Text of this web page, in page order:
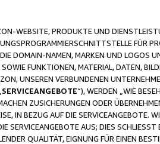
WEBSITE, PRODUKTE UND
FÜR
DOMAIN-NAMEN, MARKEN UND LOGOS
FUNKTIONEN, MATERIAL, DATEN,
UNSEREN VERBUNDENEN
SERVICEANGEBOTE“), WERDEN „WIE
ZUSICHERUNGEN ODER
IN BEZUG AUF DIE SERVICEANGEBOTE.
SERVICEANGEBOTE AUS; DIES
QUALITÄT, EIGNUNG FÜR EINEN